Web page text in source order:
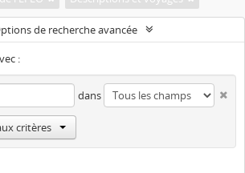
de recherche avancée
:
dans
critères